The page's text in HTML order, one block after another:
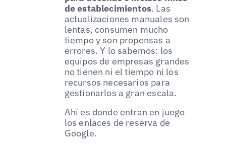
de establecimientos. Las
actualizaciones manuales son
lentas, consumen mucho
tiempo y son propensas a
errores. Y lo sabemos: los
equipos de empresas grandes
no tienen ni el tiempo ni los
recursos necesarios para
gestionarlos a gran escala.
Ahí es donde entran en juego
los enlaces de reserva de
Google.